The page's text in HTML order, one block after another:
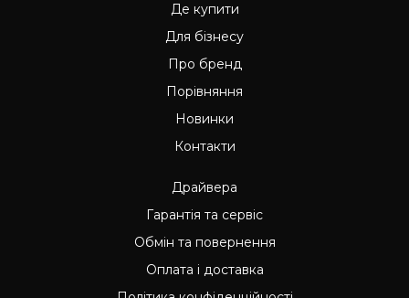
Де купити
Для бізнесу
Про бренд
Порівняння
Новинки
Контакти
Драйвера
Гарантія та сервіс
Обмін та повернення
Оплата і доставка